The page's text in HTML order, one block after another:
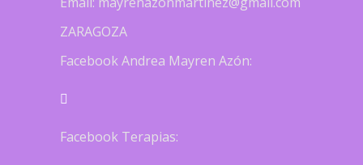
ZARAGOZA
Facebook Andrea Mayren Azón:
Facebook Terapias: